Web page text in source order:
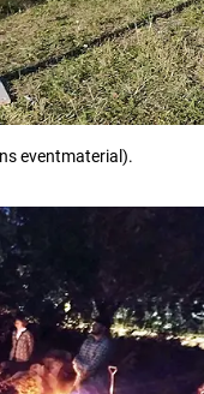
eventmaterial).